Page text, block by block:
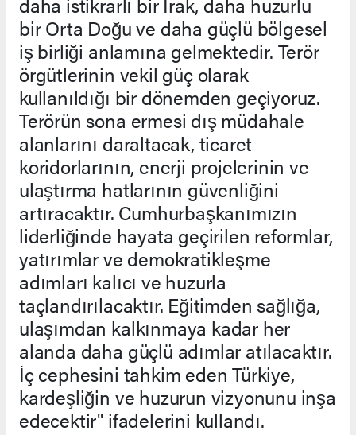
bir Orta Doğu ve daha güçlü bölgesel
iş birliği anlamına gelmektedir. Terör
örgütlerinin vekil güç olarak
kullanıldığı bir dönemden geçiyoruz.
Terörün sona ermesi dış müdahale
alanlarını daraltacak, ticaret
koridorlarının, enerji projelerinin ve
ulaştırma hatlarının güvenliğini
artıracaktır. Cumhurbaşkanımızın
liderliğinde hayata geçirilen reformlar,
yatırımlar ve demokratikleşme
adımları kalıcı ve huzurla
taçlandırılacaktır. Eğitimden sağlığa,
ulaşımdan kalkınmaya kadar her
alanda daha güçlü adımlar atılacaktır.
İç cephesini tahkim eden Türkiye,
kardeşliğin ve huzurun vizyonunu inşa
edecektir" ifadelerini kullandı.